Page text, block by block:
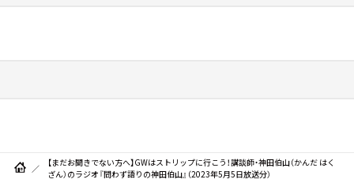
【まだお聞きでない方へ】GWはストリップに行こう！講談師・神田伯山（かんだ はく
ざん）のラジオ『問わず語りの神田伯山』（2023年5月5日放送分）